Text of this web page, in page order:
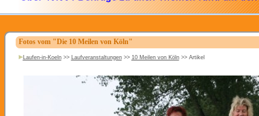
Fotos vom "Die 10 Meilen von Köln"
Laufen-in-Koeln>> Laufveranstaltungen>> 10 Meilen von Köln>> Artikel